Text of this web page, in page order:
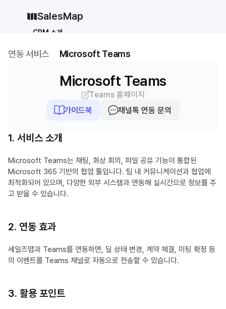
SalesMap
로그인
vs 파이프드라이브 vs 먼데이닷컴
CRM 12종 비교
Why CRM
CRM 소개
블로그
가격
why CRM
연동 서비스 Microsoft Teams
Microsoft Teams
Teams 홈페이지
가이드북
채널톡 연동 문의
1. 서비스 소개
Microsoft Teams는 채팅, 화상 회의, 파일 공유 기능이 통합된
Microsoft 365 기반의 협업 툴입니다. 팀 내 커뮤니케이션과 협업에
최적화되어 있으며, 다양한 외부 시스템과 연동해 실시간으로 정보를 주
고 받을 수 있습니다.
2. 연동 효과
세일즈맵과 Teams를 연동하면, 딜 상태 변경, 계약 체결, 미팅 확정 등
의 이벤트를 Teams 채널로 자동으로 전송할 수 있습니다.
3. 활용 포인트